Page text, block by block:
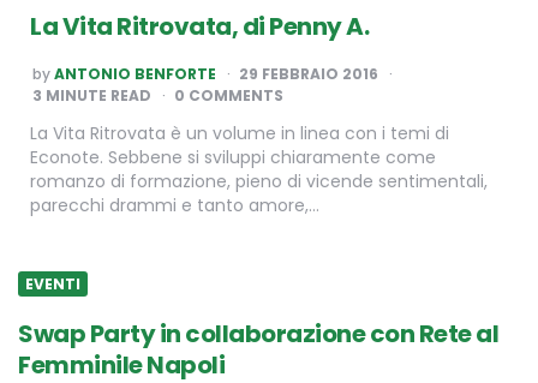
La Vita Ritrovata, di Penny A.
POSTED
BY
byANTONIO BENFORTE
29 FEBBRAIO 2016
3 MINUTE READ 0 COMMENTS
La Vita Ritrovata è un volume in linea con i temi di
Econote. Sebbene si sviluppi chiaramente come
romanzo di formazione, pieno di vicende sentimentali,
parecchi drammi e tanto amore,…
EVENTI
Swap Party in collaborazione con Rete al
Femminile Napoli